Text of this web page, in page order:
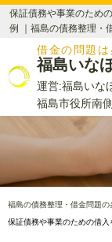
保証債務や事業のため
例 ｜福島の債務整理・
借金の問題
福島いな
運営:福島いな
福島市役所南
福島の債務整理・借金問題の
保証債務や事業のための借